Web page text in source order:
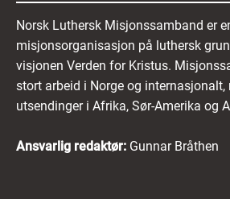
Norsk Luthersk Misjonssamband er
misjonsorganisasjon på luthersk
visjonen Verden for Kristus.
stort arbeid i Norge og internasjonalt,
utsendinger i Afrika, Sør-Amerika og
Ansvarlig redaktør: Gunnar Bråthen